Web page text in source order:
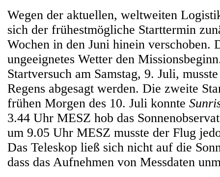
Wegen der aktuellen, weltweiten
sich der frühestmögliche Starttermin
Wochen in den Juni hinein verschoben.
ungeeignetes Wetter den
Startversuch am Samstag, 9. Juli,
Regens abgesagt werden. Die zweite
frühen Morgen des 10. Juli konnte
3.44 Uhr MESZ hob das
um 9.05 Uhr MESZ musste der Flug
Das Teleskop ließ sich nicht auf die
dass das Aufnehmen von Messdaten